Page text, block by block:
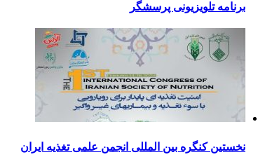
برنامه تلویزیونی پرسشگر
نخستین کنگره بین المللی انجمن علمی تغذیه ایران